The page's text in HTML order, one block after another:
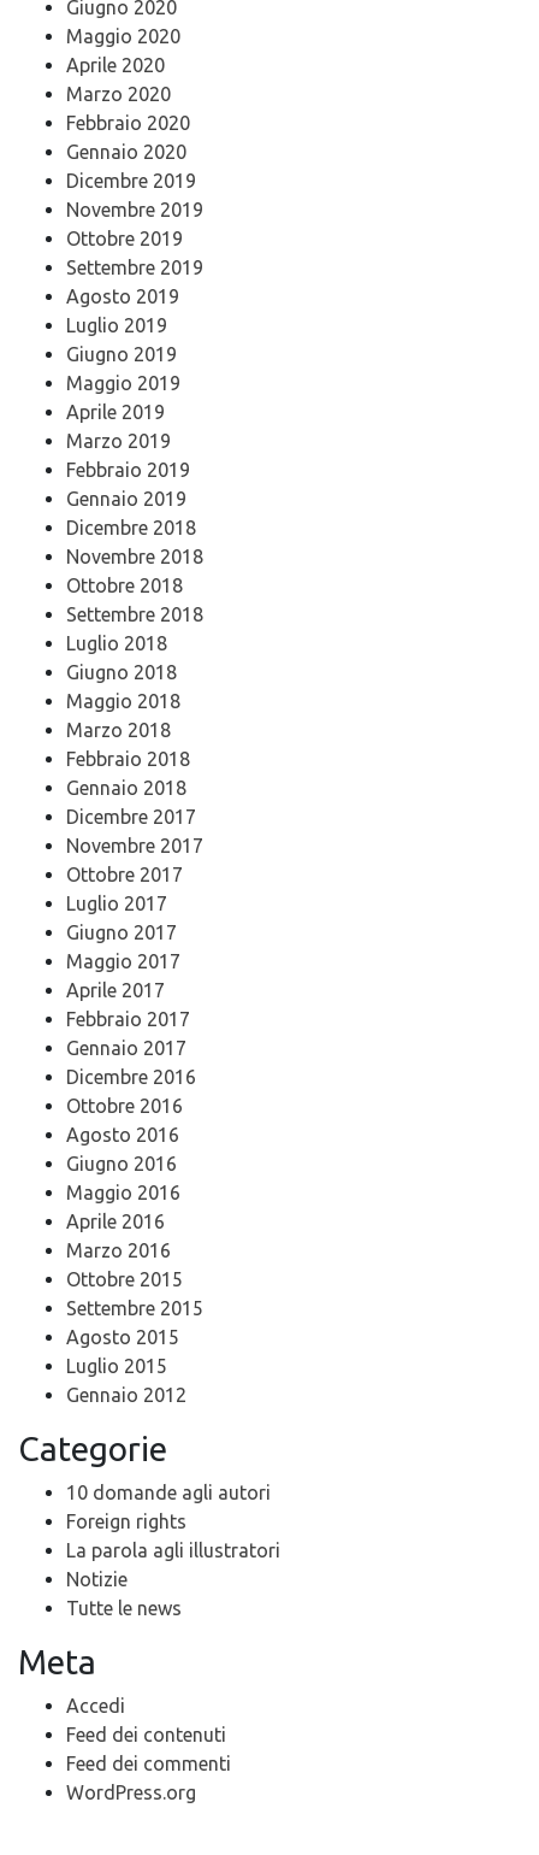
Giugno 2020
Maggio 2020
Aprile 2020
Marzo 2020
Febbraio 2020
Gennaio 2020
Dicembre 2019
Novembre 2019
Ottobre 2019
Settembre 2019
Agosto 2019
Luglio 2019
Giugno 2019
Maggio 2019
Aprile 2019
Marzo 2019
Febbraio 2019
Gennaio 2019
Dicembre 2018
Novembre 2018
Ottobre 2018
Settembre 2018
Luglio 2018
Giugno 2018
Maggio 2018
Marzo 2018
Febbraio 2018
Gennaio 2018
Dicembre 2017
Novembre 2017
Ottobre 2017
Luglio 2017
Giugno 2017
Maggio 2017
Aprile 2017
Febbraio 2017
Gennaio 2017
Dicembre 2016
Ottobre 2016
Agosto 2016
Giugno 2016
Maggio 2016
Aprile 2016
Marzo 2016
Ottobre 2015
Settembre 2015
Agosto 2015
Luglio 2015
Gennaio 2012
Categorie
10 domande agli autori
Foreign rights
La parola agli illustratori
Notizie
Tutte le news
Meta
Accedi
Feed dei contenuti
Feed dei commenti
WordPress.org